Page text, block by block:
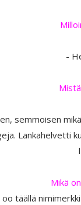
-
semmoisen
Lankahelvetti
Mikä
täällä